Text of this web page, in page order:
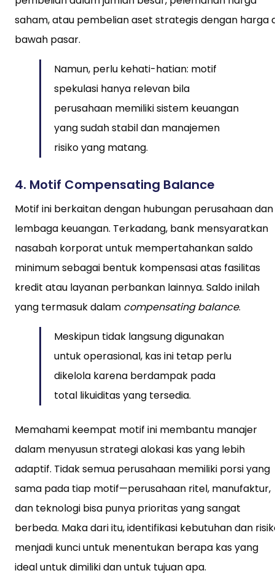
saham, atau pembelian aset strategis dengan harga
bawah pasar.
Namun, perlu kehati-hatian: motif
spekulasi hanya relevan bila
perusahaan memiliki sistem keuangan
yang sudah stabil dan manajemen
risiko yang matang.
4. Motif Compensating Balance
Motif ini berkaitan dengan hubungan perusahaan dan
lembaga keuangan. Terkadang, bank mensyaratkan
nasabah korporat untuk mempertahankan saldo
minimum sebagai bentuk kompensasi atas fasilitas
kredit atau layanan perbankan lainnya. Saldo inilah
yang termasuk dalam compensating balance.
Meskipun tidak langsung digunakan
untuk operasional, kas ini tetap perlu
dikelola karena berdampak pada
total likuiditas yang tersedia.
Memahami keempat motif ini membantu manajer
dalam menyusun strategi alokasi kas yang lebih
adaptif. Tidak semua perusahaan memiliki porsi yang
sama pada tiap motif—perusahaan ritel, manufaktur,
dan teknologi bisa punya prioritas yang sangat
berbeda. Maka dari itu, identifikasi kebutuhan dan
menjadi kunci untuk menentukan berapa kas yang
ideal untuk dimiliki dan untuk tujuan apa.